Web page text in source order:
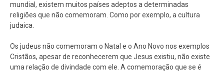
mundial, existem muitos países adeptos a determinadas
religiões que não comemoram. Como por exemplo, a cultura
judaica.
Os judeus não comemoram o Natal e o Ano Novo nos exemplos
Cristãos, apesar de reconhecerem que Jesus existiu, não existe
uma relação de divindade com ele. A comemoração que se é